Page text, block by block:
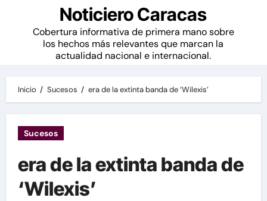
Noticiero Caracas
Cobertura informativa de primera mano sobre
los hechos más relevantes que marcan la
actualidad nacional e internacional.
Inicio Sucesos era de la extinta banda de ‘Wilexis’
Sucesos
era de la extinta banda de
‘Wilexis’